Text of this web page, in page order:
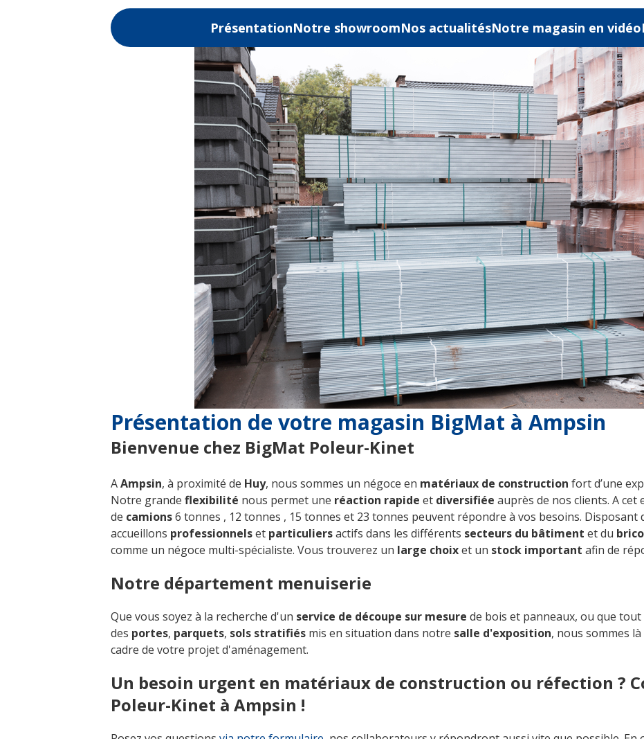
PrésentationNotre showroomNos actualitésNotre magasin en vidéo
Présentation de votre magasin BigMat à Ampsin
Bienvenue chez BigMat Poleur-Kinet
AAmpsin, à proximité de Huy, nous sommes un négoce en matériaux de construction fort d’une
Notre grande flexibilité nous permet une réaction rapide et diversifiée auprès de nos clients. A cet
de camions6 tonnes , 12 tonnes , 15 tonnes et 23 tonnes peuvent répondre à vos besoins. Disposant
accueillons professionnelset particuliersactifs dans les différents secteurs du bâtiment et du
comme un négoce multi-spécialiste. Vous trouverez un large choixet un stock important afin de
Notre département menuiserie
Que vous soyez à la recherche d'un service de découpe sur mesure de bois et panneaux, ou que
des portes, parquets, sols stratifiés mis en situation dans notre salle d'exposition, nous sommes
cadre de votre projet d'aménagement.
Un besoin urgent en matériaux de construction ou réfection ?
Poleur-Kinet à Ampsin !